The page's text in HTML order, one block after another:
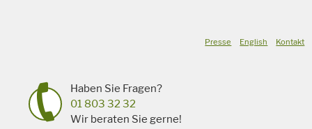
Presse English Kontakt
Haben Sie Fragen?
01 803 32 32
Wir beraten Sie gerne!